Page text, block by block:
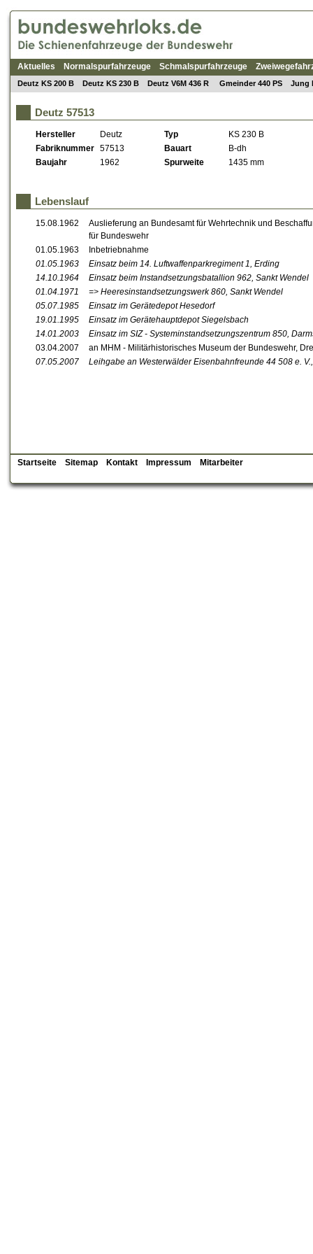
Aktuelles Normalspurfahrzeuge Schmalspurfahrzeuge
Deutz KS 200 B Deutz KS 230 B Deutz V6M 436 R Gmeinder 440 PS Jung
Deutz 57513
Hersteller Deutz Typ
KS 230 B
Fabriknummer 57513 Bauart
B-dh
Baujahr
1962 Spurweite 1435 mm
Lebenslauf
15.08.1962
Auslieferung an Bundesamt für Wehrtechnik und
für Bundeswehr
01.05.1963
Inbetriebnahme
01.05.1963
Einsatz beim 14. Luftwaffenparkregiment 1, Erding
14.10.1964
Einsatz beim Instandsetzungsbatallion 962, Sankt Wendel
01.04.1971
=> Heeresinstandsetzungswerk 860, Sankt Wendel
05.07.1985
Einsatz im Gerätedepot Hesedorf
19.01.1995
Einsatz im Gerätehauptdepot Siegelsbach
14.01.2003
Einsatz im SIZ - Systeminstandsetzungszentrum 850,
03.04.2007
an MHM - Militärhistorisches Museum der Bundeswehr,
07.05.2007
Leihgabe an Westerwälder Eisenbahnfreunde 44 508 e.
Startseite Sitemap Kontakt Impressum Mitarbeiter